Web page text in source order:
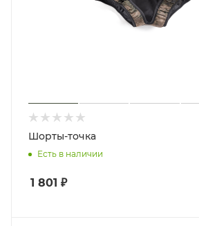
Шорты-точка
Есть в наличии
1 801 ₽